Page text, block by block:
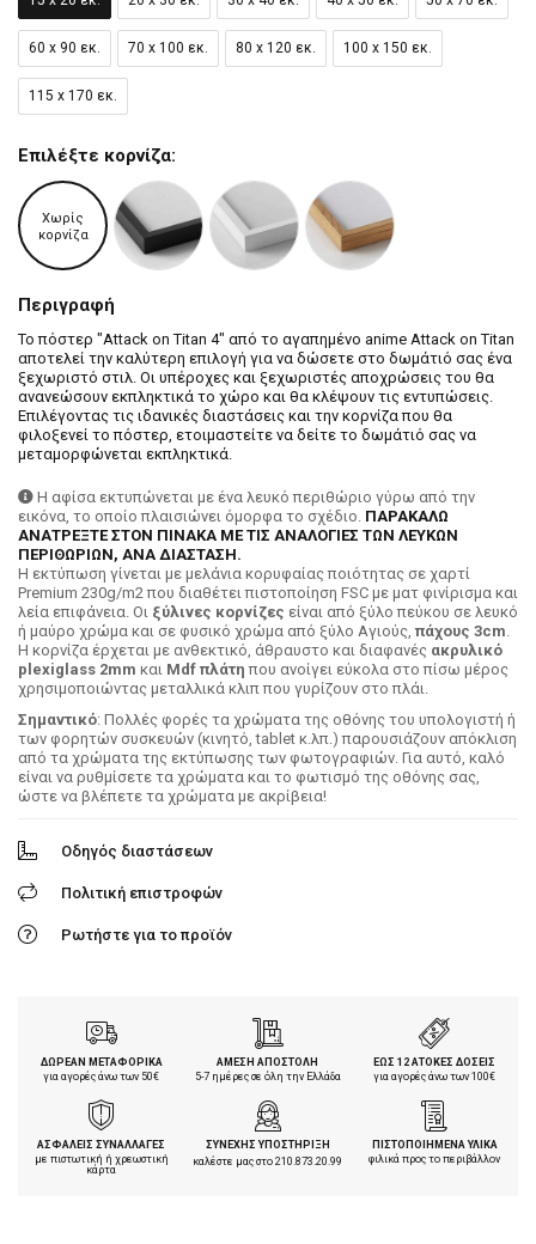
60 x 90 εκ. 70 x 100 εκ. 80 x 120 εκ. 100 x 150 εκ.
115 x 170 εκ.
Επιλέξτε κορνίζα:
Χωρίς
κορνίζα
Περιγραφή
Το πόστερ "Attack on Titan 4" από το αγαπημένο anime Attack on Titan
αποτελεί την καλύτερη επιλογή για να δώσετε στο δωμάτιό σας ένα
ξεχωριστό στιλ. Οι υπέροχες και ξεχωριστές αποχρώσεις του θα
ανανεώσουν εκπληκτικά το χώρο και θα κλέψουν τις εντυπώσεις.
Επιλέγοντας τις ιδανικές διαστάσεις και την κορνίζα που θα
φιλοξενεί το πόστερ, ετοιμαστείτε να δείτε το δωμάτιό σας να
μεταμορφώνεται εκπληκτικά.
Η αφίσα εκτυπώνεται με ένα λευκό περιθώριο γύρω από την
εικόνα, το οποίο πλαισιώνει όμορφα το σχέδιο. ΠΑΡΑΚΑΛΩ
ΑΝΑΤΡΕΞΤΕ ΣΤΟΝ ΠΙΝΑΚΑ ΜΕ ΤΙΣ ΑΝΑΛΟΓΙΕΣ ΤΩΝ ΛΕΥΚΩΝ
ΠΕΡΙΘΩΡΙΩΝ, ΑΝΑ ΔΙΑΣΤΑΣΗ.
H εκτύπωση γίνεται με μελάνια κορυφαίας ποιότητας σε χαρτί
Premium 230g/m2 που διαθέτει πιστοποίηση FSC με ματ φινίρισμα και
λεία επιφάνεια. Οι ξύλινες κορνίζες είναι από ξύλο πεύκου σε λευκό
ή μαύρο χρώμα και σε φυσικό χρώμα από ξύλο Αγιούς, πάχους 3cm.
Η κορνίζα έρχεται με ανθεκτικό, άθραυστο και διαφανές ακρυλικό
plexiglass 2mm και Mdf πλάτη που ανοίγει εύκολα στο πίσω μέρος
χρησιμοποιώντας μεταλλικά κλιπ που γυρίζουν στο πλάι.
Σημαντικό: Πολλές φορές τα χρώματα της οθόνης του υπολογιστή ή
των φορητών συσκευών (κινητό, tablet κ.λπ.) παρουσιάζουν απόκλιση
από τα χρώματα της εκτύπωσης των φωτογραφιών. Για αυτό, καλό
είναι να ρυθμίσετε τα χρώματα και το φωτισμό της οθόνης σας,
ώστε να βλέπετε τα χρώματα με ακρίβεια!
Οδηγός διαστάσεων
Πολιτική επιστροφών
Ρωτήστε για το προϊόν
ΔΩΡΕΑΝ ΜΕΤΑΦΟΡΙΚΑ
για αγορές άνω των 50€
ΑΜΕΣΗ ΑΠΟΣΤΟΛΗ
5-7 ημέρες σε όλη την Ελλάδα
ΕΩΣ 12 ΑΤΟΚΕΣ ΔΟΣΕΙΣ
για αγορές άνω των 100€
ΑΣΦΑΛΕΙΣ ΣΥΝΑΛΛΑΓΕΣ
με πιστωτική ή χρεωστική
κάρτα
ΣΥΝΕΧΗΣ ΥΠΟΣΤΗΡΙΞΗ
καλέστε μας στο210.873.20.99
ΠΙΣΤΟΠΟΙΗΜΕΝΑ ΥΛΙΚΑ
φιλικά προς το περιβάλλον